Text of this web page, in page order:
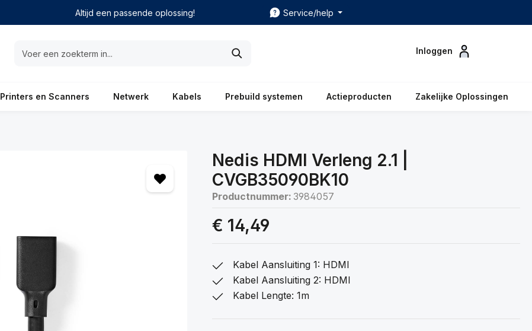
Altijd een passende oplossing! Service/help
Inloggen
Printers en Scanners Netwerk Kabels Prebuild systemen Actieproducten Zakelijke Oplossingen
Nedis HDMI Verleng 2.1 |
CVGB35090BK10
Productnummer: 3984057
€ 14,49
Kabel Aansluiting 1: HDMI
Kabel Aansluiting 2: HDMI
Kabel Lengte: 1m